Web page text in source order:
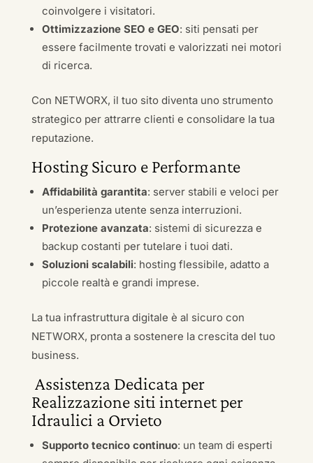
coinvolgere i visitatori.
Ottimizzazione SEO e GEO: siti pensati per
essere facilmente trovati e valorizzati nei motori
di ricerca.
Con NETWORX, il tuo sito diventa uno strumento
strategico per attrarre clienti e consolidare la tua
reputazione.
Hosting Sicuro e Performante
Affidabilità garantita: server stabili e veloci per
un’esperienza utente senza interruzioni.
Protezione avanzata: sistemi di sicurezza e
backup costanti per tutelare i tuoi dati.
Soluzioni scalabili: hosting flessibile, adatto a
piccole realtà e grandi imprese.
La tua infrastruttura digitale è al sicuro con
NETWORX, pronta a sostenere la crescita del tuo
business.
Assistenza Dedicata per
Realizzazione siti internet per
Idraulici a Orvieto
Supporto tecnico continuo: un team di esperti